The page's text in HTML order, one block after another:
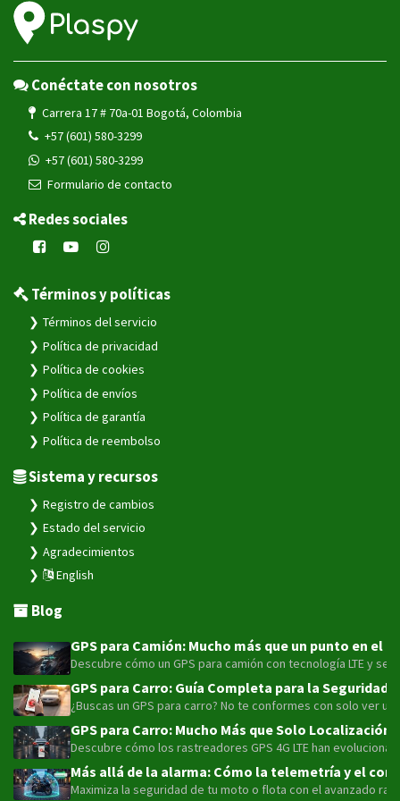
Conéctate con nosotros
Carrera 17 # 70a-01 Bogotá, Colombia
+57 (601) 580-3299
+57 (601) 580-3299
Formulario de contacto
Redes sociales
Términos y políticas
Términos del servicio
Política de privacidad
Política de cookies
Política de envíos
Política de garantía
Política de reembolso
Sistema y recursos
Registro de cambios
Estado del servicio
Agradecimientos
English
Blog
GPS para Camión: Mucho más que un punto en
Descubre cómo un GPS para camión con tecnología LTE y
GPS para Carro: Guía Completa para la
¿Buscas un GPS para carro? No te conformes con solo ver
GPS para Carro: Mucho Más que Solo Localización
Descubre cómo los rastreadores GPS 4G LTE han
Más allá de la alarma: Cómo la telemetría y el
Maximiza la seguridad de tu moto o flota con el avanzado